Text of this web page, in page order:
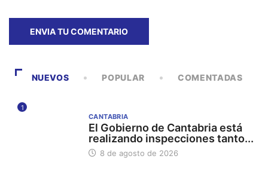
NUEVOS POPULAR COMENTADAS
1
CANTABRIA
El Gobierno de Cantabria está
realizando inspecciones tanto...
8 de agosto de 2026